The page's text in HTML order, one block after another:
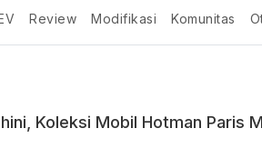
Review Modifikasi Komunitas
Paris
Koleksi Mobil Hotman Paris